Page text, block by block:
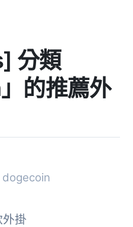
分類
的推薦外
dogecoin
外掛